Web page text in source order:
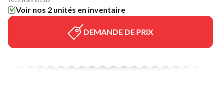
Voir nos 2 unités en inventaire
DEMANDE DE PRIX